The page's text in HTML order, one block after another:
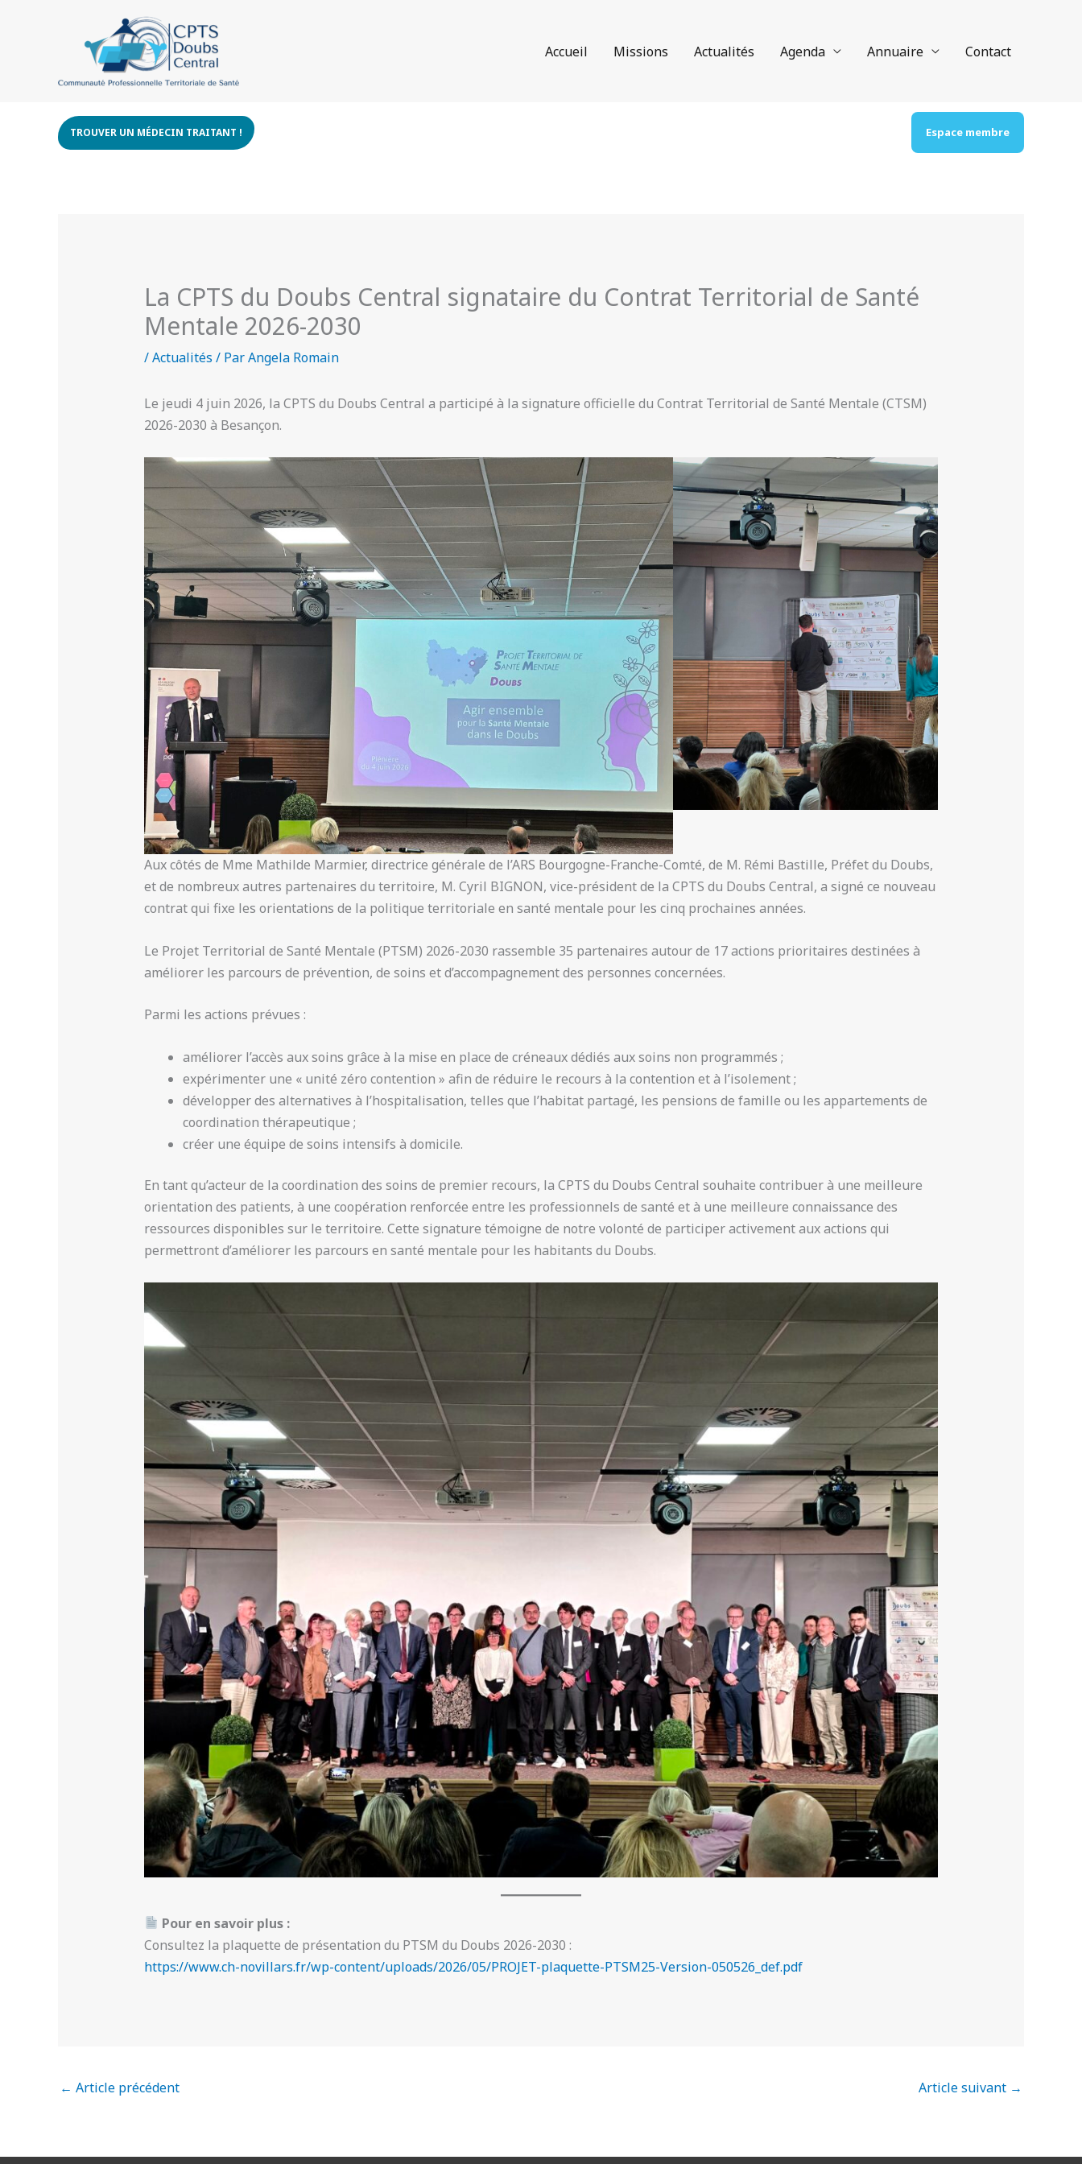
Accueil Missions Actualités Agenda Annuaire Contact
TROUVER UN MÉDECIN TRAITANT ! Espace membre
La CPTS du Doubs Central signataire du Contrat Territorial de Santé
Mentale 2026-2030
/Actualités / ParAngela Romain
Le jeudi 4 juin 2026, la CPTS du Doubs Central a participé à la signature officielle du Contrat Territorial de Santé Mentale (CTSM)
2026-2030 à Besançon.
Aux côtés de Mme Mathilde Marmier, directrice générale de l’ARS Bourgogne-Franche-Comté, de M. Rémi Bastille, Préfet du Doubs,
et de nombreux autres partenaires du territoire, M. Cyril BIGNON, vice-président de la CPTS du Doubs Central, a signé ce nouveau
contrat qui fixe les orientations de la politique territoriale en santé mentale pour les cinq prochaines années.
Le Projet Territorial de Santé Mentale (PTSM) 2026-2030 rassemble 35 partenaires autour de 17 actions prioritaires destinées à
améliorer les parcours de prévention, de soins et d’accompagnement des personnes concernées.
Parmi les actions prévues :
améliorer l’accès aux soins grâce à la mise en place de créneaux dédiés aux soins non programmés ;
expérimenter une « unité zéro contention » afin de réduire le recours à la contention et à l’isolement ;
développer des alternatives à l’hospitalisation, telles que l’habitat partagé, les pensions de famille ou les appartements de
coordination thérapeutique ;
créer une équipe de soins intensifs à domicile.
En tant qu’acteur de la coordination des soins de premier recours, la CPTS du Doubs Central souhaite contribuer à une meilleure
orientation des patients, à une coopération renforcée entre les professionnels de santé et à une meilleure connaissance des
ressources disponibles sur le territoire. Cette signature témoigne de notre volonté de participer activement aux actions qui
permettront d’améliorer les parcours en santé mentale pour les habitants du Doubs.
Pour en savoir plus :
Consultez la plaquette de présentation du PTSM du Doubs 2026-2030 :
https://www.ch-novillars.fr/wp-content/uploads/2026/05/PROJET-plaquette-PTSM25-Version-050526_def.pdf
← Article précédent Article suivant →